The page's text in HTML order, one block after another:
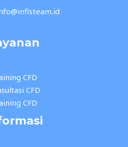
CFD
CFD
CFD